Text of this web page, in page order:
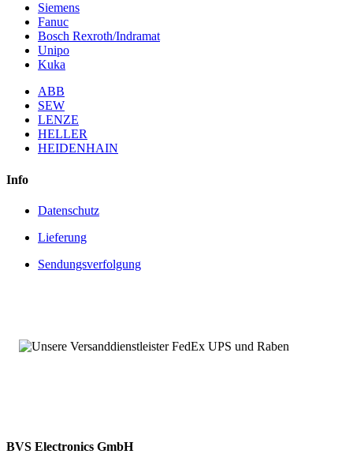
Siemens
Fanuc
Bosch Rexroth/Indramat
Unipo
Kuka
ABB
SEW
LENZE
HELLER
HEIDENHAIN
Info
Datenschutz
Lieferung
Sendungsverfolgung
BVS Electronics GmbH